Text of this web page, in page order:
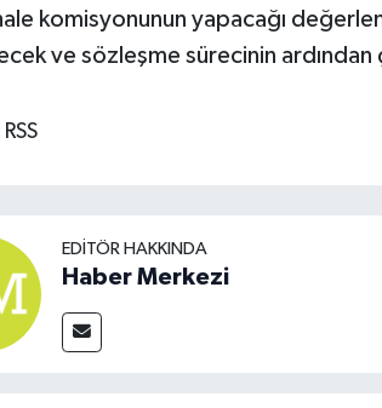
komisyonunun yapacağı
ve sözleşme sürecinin ardından
RSS
EDITÖR HAKKINDA
Haber Merkezi